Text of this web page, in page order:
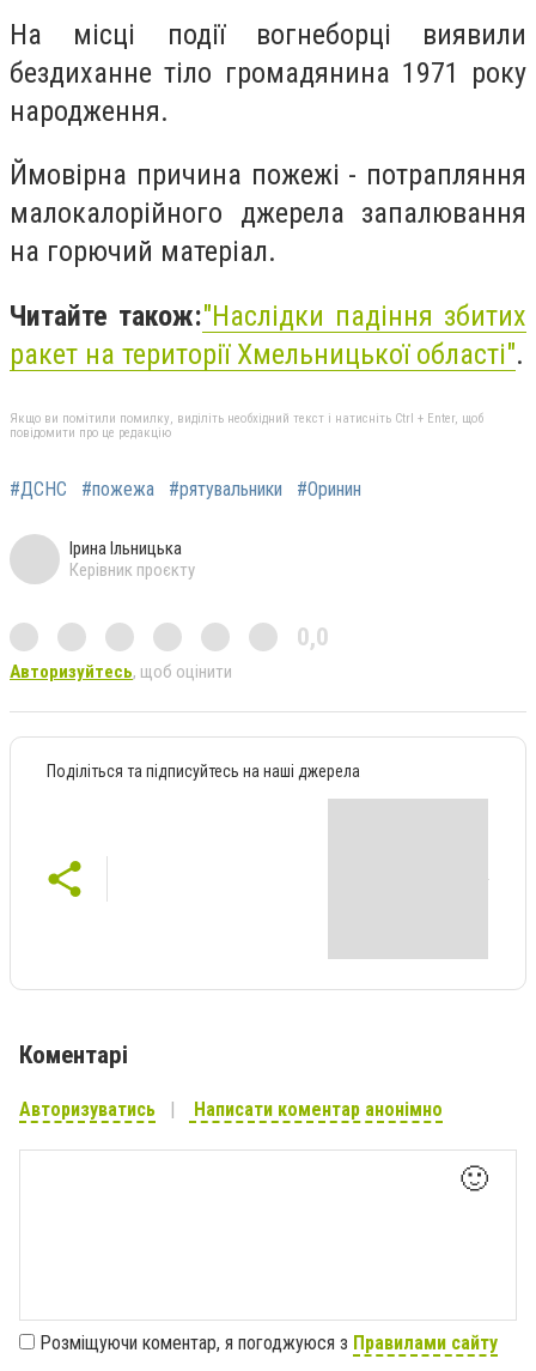
На місці події вогнеборці виявили
бездиханне тіло громадянина 1971 року
народження.
Ймовірна причина пожежі - потрапляння
малокалорійного джерела запалювання
на горючий матеріал.
Читайте також:"Наслідки падіння збитих
ракет на території Хмельницької області".
Якщо ви помітили помилку, виділіть необхідний текст і натисніть Ctrl + Enter, щоб
повідомити про це редакцію
#ДСНС #пожежа #рятувальники #Оринин
Ірина Ільницька
Керівник проєкту
0,0
Авторизуйтесь, щоб оцінити
Поділіться та підписуйтесь на наші джерела
Коментарі
Авторизуватись Написати коментар анонімно
🙂
Розміщуючи коментар, я погоджуюся з Правилами сайту